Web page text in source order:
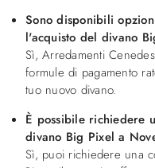
Sono disponibili
l'acquisto del divano
Sì, Arredamenti
formule di pagamento
tuo nuovo divano.
È possibile richiedere
divano Big Pixel a
Sì, puoi richiedere una